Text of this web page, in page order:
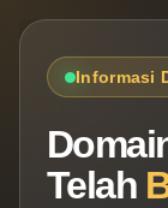
Informasi
Telah